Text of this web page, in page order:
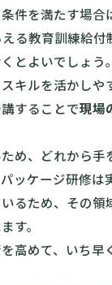
件を満たす場合
る教育訓練給付
とよいでしょう。
キルを活かしや
することで現場
め、どれから手
ッケージ研修は
るため、その領
す。
高めて、いち早